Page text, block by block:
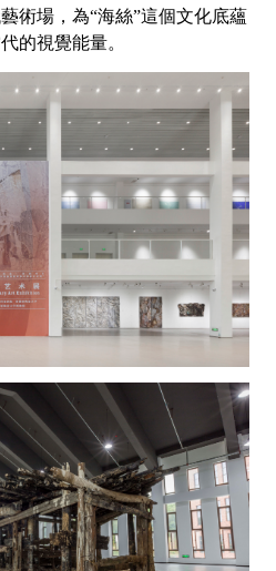
術場，為“海絲”這個文化底蘊
的視覺能量。